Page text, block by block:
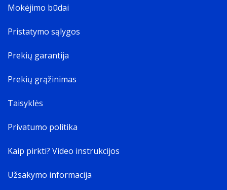
Mokėjimo būdai
Pristatymo sąlygos
Prekių garantija
Prekių grąžinimas
Taisyklės
Privatumo politika
Kaip pirkti? Video instrukcijos
Užsakymo informacija